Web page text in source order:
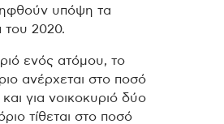
υπόψη τα
του 2020.
ενός ατόμου, το
ανέρχεται στο ποσό
για νοικοκυριό δύο
τίθεται στο ποσό